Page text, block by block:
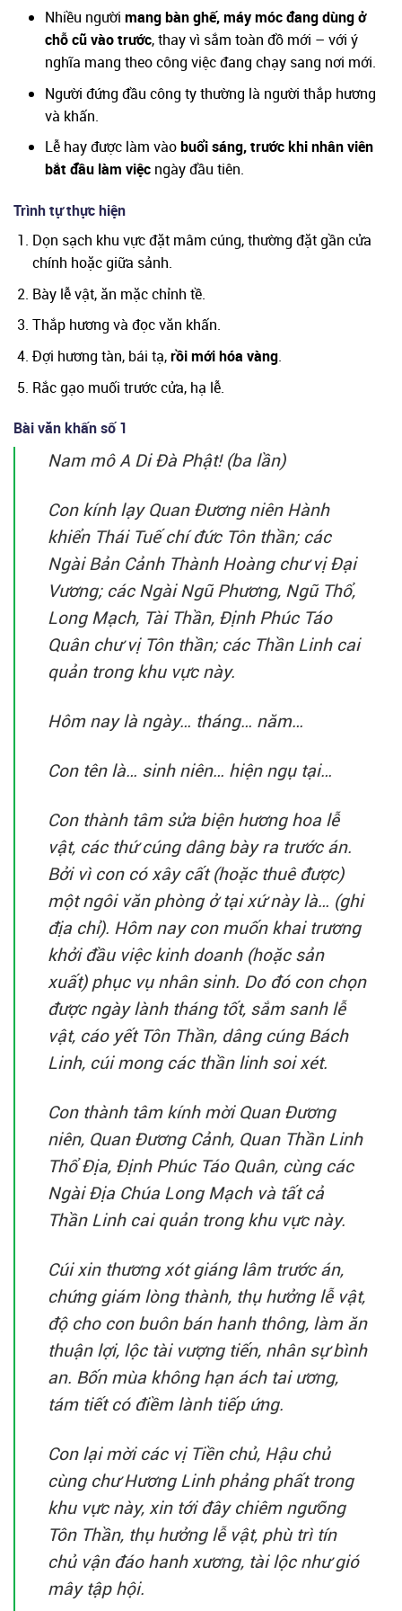
Nhiều người mang bàn ghế, máy móc đang dùng ở
chỗ cũ vào trước, thay vì sắm toàn đồ mới – với ý
nghĩa mang theo công việc đang chạy sang nơi mới.
Người đứng đầu công ty thường là người thắp hương
và khấn.
Lễ hay được làm vàobuổi sáng, trước khi nhân viên
bắt đầu làm việc ngày đầu tiên.
Trình tự thực hiện
Dọn sạch khu vực đặt mâm cúng, thường đặt gần cửa
chính hoặc giữa sảnh.
Bày lễ vật, ăn mặc chỉnh tề.
Thắp hương và đọc văn khấn.
Đợi hương tàn, bái tạ,rồi mới hóa vàng.
Rắc gạo muối trước cửa, hạ lễ.
Bài văn khấn số 1
Nam mô A Di Đà Phật! (ba lần)
Con kính lạy Quan Đương niên Hành
khiển Thái Tuế chí đức Tôn thần; các
Ngài Bản Cảnh Thành Hoàng chư vị Đại
Vương; các Ngài Ngũ Phương, Ngũ Thổ,
Long Mạch, Tài Thần, Định Phúc Táo
Quân chư vị Tôn thần; các Thần Linh cai
quản trong khu vực này.
Hôm nay là ngày… tháng… năm…
Con tên là… sinh niên… hiện ngụ tại…
Con thành tâm sửa biện hương hoa lễ
vật, các thứ cúng dâng bày ra trước án.
Bởi vì con có xây cất (hoặc thuê được)
một ngôi văn phòng ở tại xứ này là… (ghi
địa chỉ). Hôm nay con muốn khai trương
khởi đầu việc kinh doanh (hoặc sản
xuất) phục vụ nhân sinh. Do đó con chọn
được ngày lành tháng tốt, sắm sanh lễ
vật, cáo yết Tôn Thần, dâng cúng Bách
Linh, cúi mong các thần linh soi xét.
Con thành tâm kính mời Quan Đương
niên, Quan Đương Cảnh, Quan Thần Linh
Thổ Địa, Định Phúc Táo Quân, cùng các
Ngài Địa Chúa Long Mạch và tất cả
Thần Linh cai quản trong khu vực này.
Cúi xin thương xót giáng lâm trước án,
chứng giám lòng thành, thụ hưởng lễ vật,
độ cho con buôn bán hanh thông, làm ăn
thuận lợi, lộc tài vượng tiến, nhân sự bình
an. Bốn mùa không hạn ách tai ương,
tám tiết có điềm lành tiếp ứng.
Con lại mời các vị Tiền chủ, Hậu chủ
cùng chư Hương Linh phảng phất trong
khu vực này, xin tới đây chiêm ngưỡng
Tôn Thần, thụ hưởng lễ vật, phù trì tín
chủ vận đáo hanh xương, tài lộc như gió
mây tập hội.